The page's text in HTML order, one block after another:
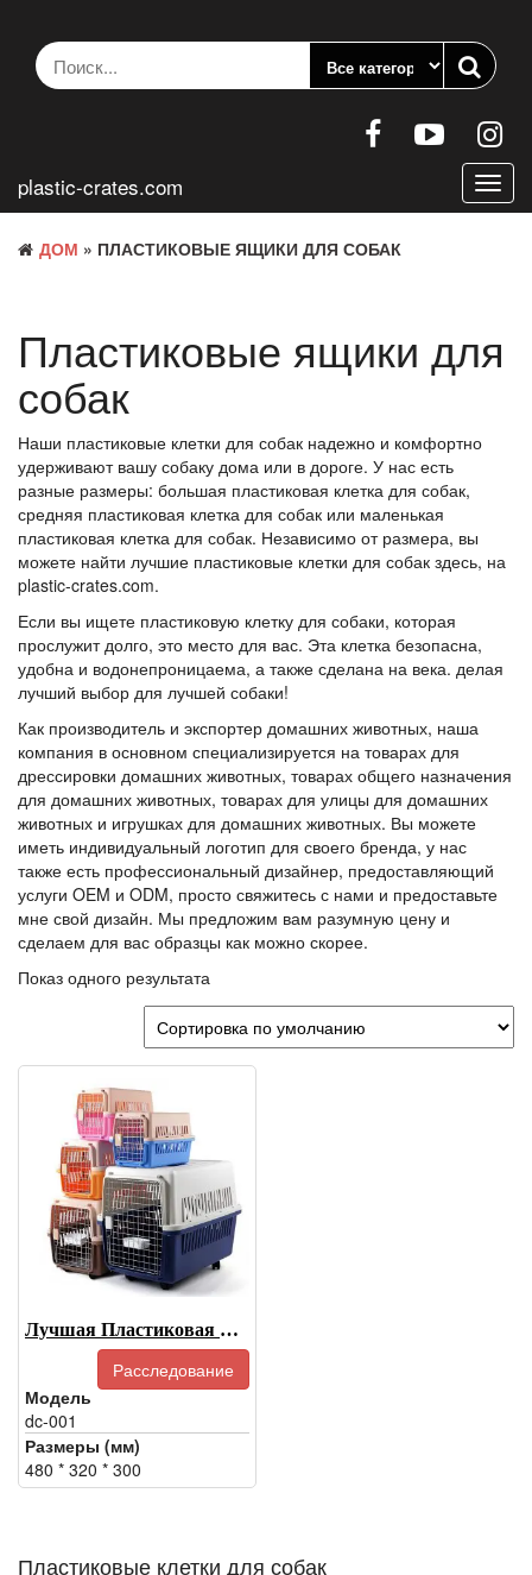
содержанию
plastic-crates.com
ДОМ » ПЛАСТИКОВЫЕ ЯЩИКИ ДЛЯ СОБАК
Пластиковые ящики для
собак
Наши пластиковые клетки для собак надежно и комфортно
удерживают вашу собаку дома или в дороге. У нас есть
разные размеры: большая пластиковая клетка для собак,
средняя пластиковая клетка для собак или маленькая
пластиковая клетка для собак. Независимо от размера, вы
можете найти лучшие пластиковые клетки для собак здесь, на
plastic-crates.com.
Если вы ищете пластиковую клетку для собаки, которая
прослужит долго, это место для вас. Эта клетка безопасна,
удобна и водонепроницаема, а также сделана на века. делая
лучший выбор для лучшей собаки!
Как производитель и экспортер домашних животных, наша
компания в основном специализируется на товарах для
дрессировки домашних животных, товарах общего назначения
для домашних животных, товарах для улицы для домашних
животных и игрушках для домашних животных. Вы можете
иметь индивидуальный логотип для своего бренда, у нас
также есть профессиональный дизайнер, предоставляющий
услуги OEM и ODM, просто свяжитесь с нами и предоставьте
мне свой дизайн. Мы предложим вам разумную цену и
сделаем для вас образцы как можно скорее.
Показ одного результата
Лучшая Пластиковая Переносная Клетка Для Собак, Пластиковая Переносная Клетка Для Собак
Расследование
Модель
dc-001
Размеры (мм)
480 * 320 * 300
Пластиковые клетки для собак